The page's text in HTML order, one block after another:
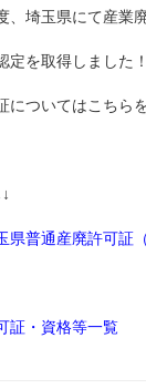
、埼玉県にて産業
定を取得しました！
についてはこちら
普通産廃許可証（
証・資格等一覧